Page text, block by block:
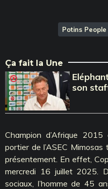
Potins People
Ça fait la Une
son
Champion d’Afrique 2015
portier de l’ASEC
présentement. En effet,
mercredi 16 juillet 2025.
sociaux, l’homme de 45